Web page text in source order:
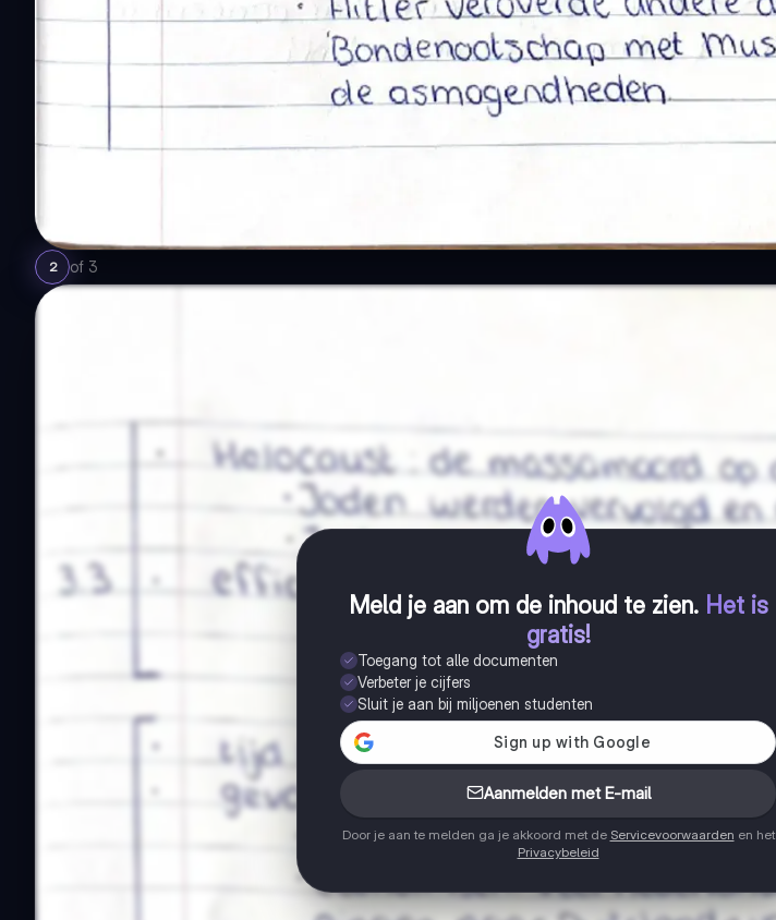
2 of 3
Meld je aan om de inhoud te zien. Het is
gratis!
Toegang tot alle documenten
Verbeter je cijfers
Sluit je aan bij miljoenen studenten
Aanmelden met E-mail
Door je aan te melden ga je akkoord met de Servicevoorwaarden en het
Privacybeleid